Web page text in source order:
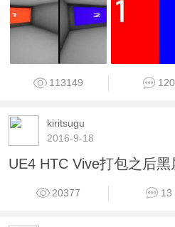
113149 120
kiritsugu
2016-9-18
UE4 HTC Vive打包之后
20377 13